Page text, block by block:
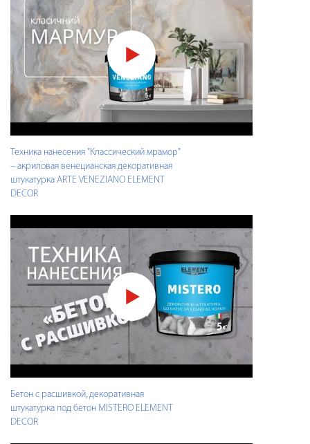
Техника нанесения "Классический мрамор"
– акриловая венецианская декоративная
штукатурка ARTE VENEZIANO ELEMENT
DECOR
Бетон с расшивкой, декоративная
штукатурка под бетон MISTERO ELEMENT
DECOR